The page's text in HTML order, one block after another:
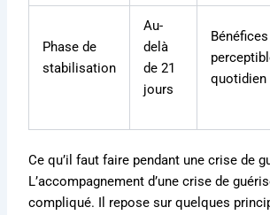
Phase de
stabilisation
Au-
delà
de 21
jours
quotidien
Ce qu’il faut faire pendant une crise de
L’accompagnement d’une crise de
compliqué. Il repose sur quelques